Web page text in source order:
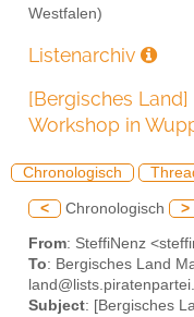
Westfalen)
Listenarchiv
[Bergisches
Workshop in
Chronologisch
< Chronologisch >
From: SteffiNenz
To: Bergisches Land
Subject: [Bergisches